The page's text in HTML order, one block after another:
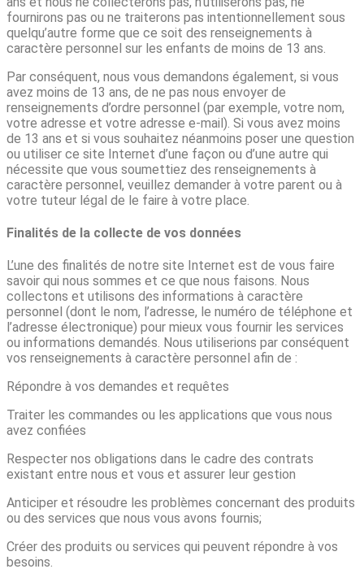
fournirons pas ou ne traiterons pas intentionnellement sous
quelqu’autre forme que ce soit des renseignements à
caractère personnel sur les enfants de moins de 13 ans.
Par conséquent, nous vous demandons également, si vous
avez moins de 13 ans, de ne pas nous envoyer de
renseignements d’ordre personnel (par exemple, votre nom,
votre adresse et votre adresse e-mail). Si vous avez moins
de 13 ans et si vous souhaitez néanmoins poser une question
ou utiliser ce site Internet d’une façon ou d’une autre qui
nécessite que vous soumettiez des renseignements à
caractère personnel, veuillez demander à votre parent ou à
votre tuteur légal de le faire à votre place.
Finalités de la collecte de vos données
L’une des finalités de notre site Internet est de vous faire
savoir qui nous sommes et ce que nous faisons. Nous
collectons et utilisons des informations à caractère
personnel (dont le nom, l’adresse, le numéro de téléphone et
l’adresse électronique) pour mieux vous fournir les services
ou informations demandés. Nous utiliserions par conséquent
vos renseignements à caractère personnel afin de :
Répondre à vos demandes et requêtes
Traiter les commandes ou les applications que vous nous
avez confiées
Respecter nos obligations dans le cadre des contrats
existant entre nous et vous et assurer leur gestion
Anticiper et résoudre les problèmes concernant des produits
ou des services que nous vous avons fournis;
Créer des produits ou services qui peuvent répondre à vos
besoins.